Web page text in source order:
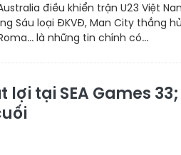
điều khiển trận U23 Việt
Sáu loại ĐKVĐ, Man City thắng
là những tin chính có...
tại SEA Games 33;